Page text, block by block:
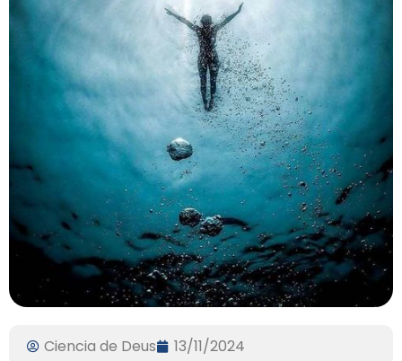
Ciencia de Deus 13/11/2024